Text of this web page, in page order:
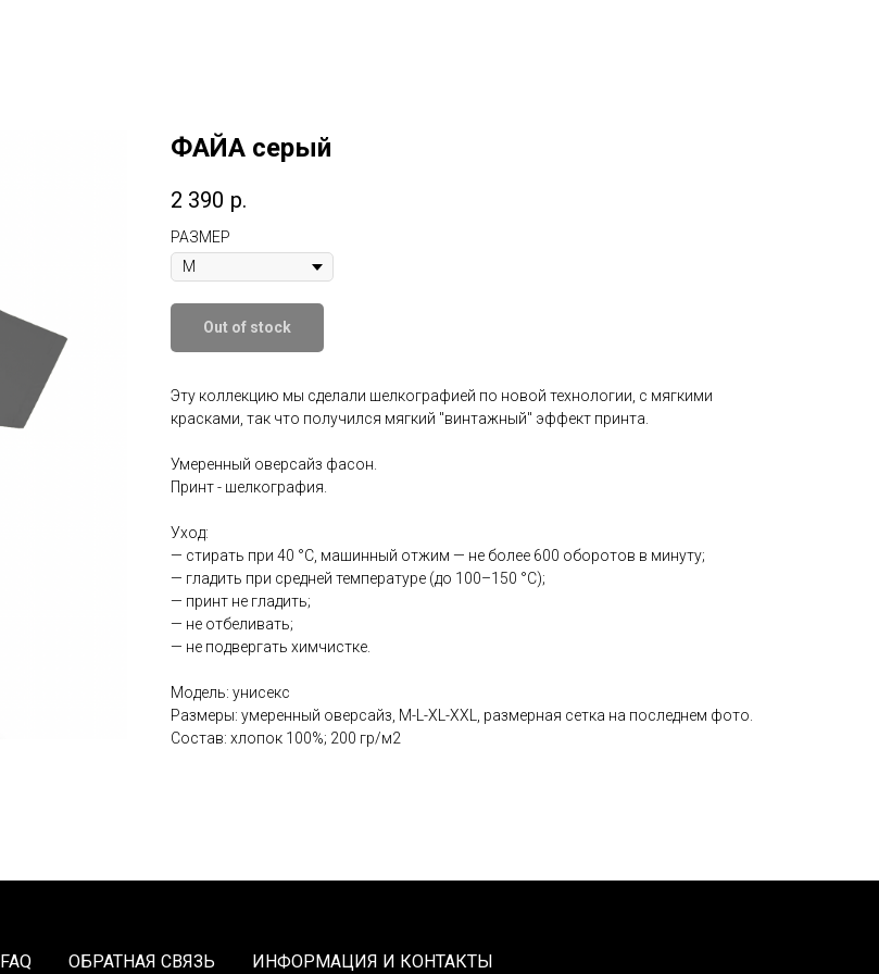
ФАЙА серый
2 390 р.
РАЗМЕР
Out of stock
Эту коллекцию мы сделали шелкографией по новой технологии, с мягкими
красками, так что получился мягкий "винтажный" эффект принта.
Умеренный оверсайз фасон.
Принт - шелкография.
Уход:
— стирать при 40 °С, машинный отжим — не более 600 оборотов в минуту;
— гладить при средней температуре (до 100–150 °С);
— принт не гладить;
— не отбеливать;
— не подвергать химчистке.
Модель: унисекс
Размеры: умеренный оверсайз, M-L-XL-XXL, размерная сетка на последнем фото.
Состав: хлопок 100%; 200 гр/м2
FAQ ОБРАТНАЯ СВЯЗЬ ИНФОРМАЦИЯ И КОНТАКТЫ